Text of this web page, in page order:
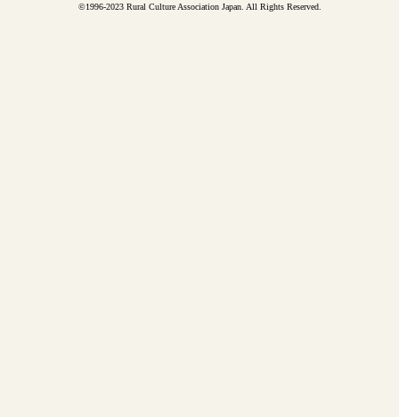
©1996-2023 Rural Culture Association Japan. All Rights Reserved.